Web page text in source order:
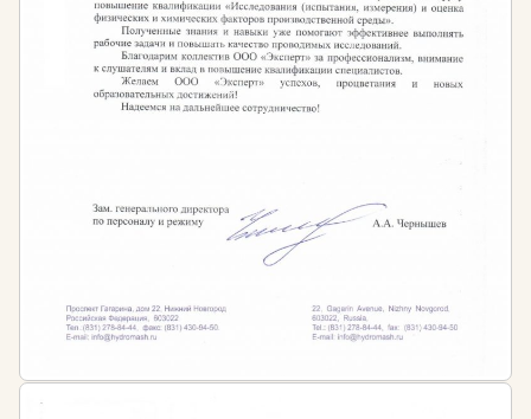
безопасности обусловлена нормами:
Нормативная база
окружающей среды» от 10 января 2002 года
специалисты, ответственные за принятие
решений при осуществлении хозяйственной и
иной деятельности, должны иметь подготовку в
области охраны окружающей среды и
Ст. 15 Федерального закона от 10.06.1998 № 89-
ФЗ«Об отходах производства и потребления»
лица, которые допущены к обращению с
отходами I-IV класса опасности, обязаны иметь